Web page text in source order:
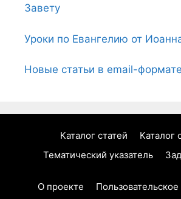
Завету
Уроки по Евангелию от
Новые статьи в email-формате
Каталог статей
Каталог
Тематический указатель
О проекте